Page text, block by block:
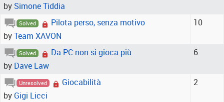
by Simone Tiddia
Solved
Pilota perso, senza motivo
byTeam XAVON
10
Solved
Da PC non si gioca più
by Dave Law
6
Unresolved
Giocabilità
by Gigi Licci
2